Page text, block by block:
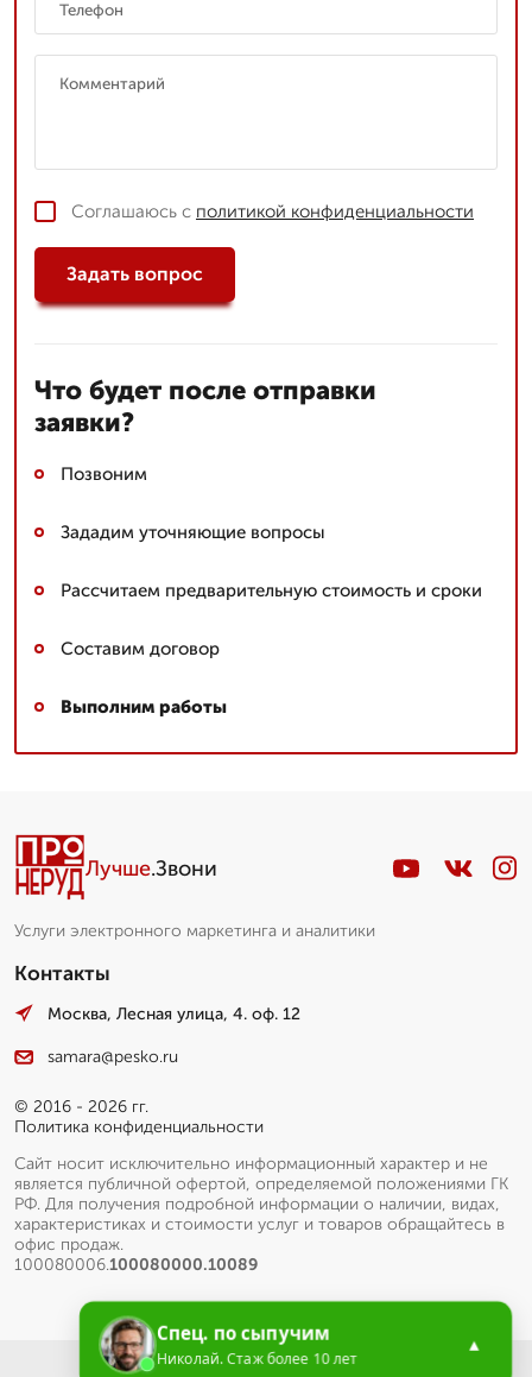
Соглашаюсь с политикой конфиденциальности
Задать вопрос
Что будет после отправки
заявки?
Позвоним
Зададим уточняющие вопросы
Рассчитаем предварительную стоимость и сроки
Составим договор
Выполним работы
Лучше.Звони
Услуги электронного маркетинга и аналитики
Контакты
Москва, Лесная улица, 4. оф. 12
samara@pesko.ru
© 2016 - 2026 гг.
Политика конфиденциальности
Сайт носит исключительно информационный характер и не
является публичной офертой, определяемой положениями ГК
РФ. Для получения подробной информации о наличии, видах,
характеристиках и стоимости услуг и товаров обращайтесь в
офис продаж.
100080006.100080000.10089
Спец. по сыпучим
Николай. Стаж более 10 лет
▲